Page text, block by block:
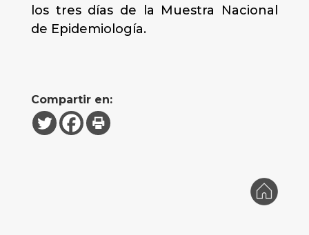
los tres días de la Muestra Nacional
de Epidemiología.
Compartir en: